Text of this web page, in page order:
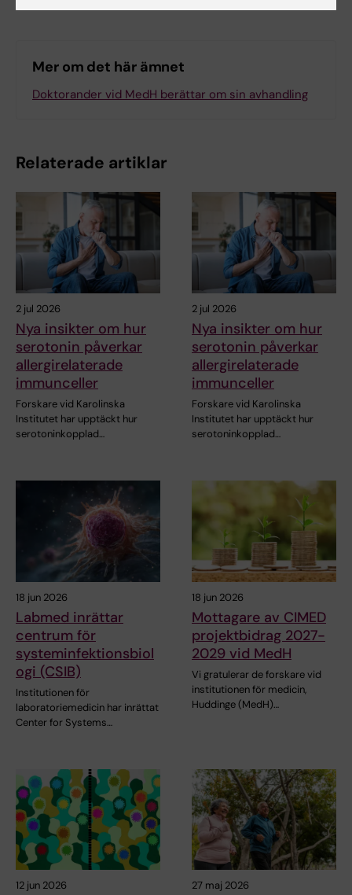
Mer om det här ämnet
Doktorander vid MedH berättar om sin avhandling
Relaterade artiklar
2 jul 2026
Nya insikter om hur
serotonin påverkar
allergirelaterade
immunceller
Forskare vid Karolinska
Institutet har upptäckt hur
serotoninkopplad…
2 jul 2026
Nya insikter om hur
serotonin påverkar
allergirelaterade
immunceller
Forskare vid Karolinska
Institutet har upptäckt hur
serotoninkopplad…
18 jun 2026
Labmed inrättar
centrum för
systeminfektionsbiol
ogi (CSIB)
Institutionen för
laboratoriemedicin har inrättat
Center for Systems…
18 jun 2026
Mottagare av CIMED
projektbidrag 2027-
2029 vid MedH
Vi gratulerar de forskare vid
institutionen för medicin,
Huddinge (MedH)…
12 jun 2026 27 maj 2026